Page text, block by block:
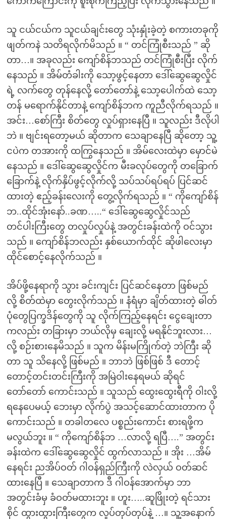
သူ ငယ်ငယ်က သူငယ်ချင်းတွေ သုံးနှုံးခဲ့တဲ့ စကားတခုကို
ဖျတ်ကနဲ သတိရလိုက်မိသည် ။ “ တင်ကြုံစီးသည် ” ဆို
တာ…။ အခုလည်း ကျော်စိန်ဘသည် တင်ကြုံစီးပြီး လိုက်
နေသည် ။ အိမ်တံခါးကို သော့ဖွင့်နေတာ ဒေါ်ဆွေဆွေလှိုင်
ရဲ့ လက်တွေ တုန်နေလို့ တော်တော်နဲ့ သော့ပေါက်ထဲ သော့
တန် မရောက်နိုင်တာနဲ့ ကျော်စိန်ဘက ကူညီလိုက်ရသည် ။
အင်း…စော်ကြီး စိတ်တွေ လှုပ်ရှားနေပြီ ။ သူလည်း ဒီလိုပါ
ဘဲ ။ ဗျင်းရတော့မယ် ဆိုတာက သေချာနေပြီ ဆိုတော့ သူ့
ငပဲက တအားကို ထကြွနေသည် ။ အိမ်လေးထဲမှာ မှောင်မဲ
နေသည် ။ ဒေါ်ဆွေဆွေလှိုင်က မီးခလုပ်တွေကို တခြောက်
ခြောက်နဲ့ လိုက်နှိပ်ဖွင့်လိုက်လို့ သပ်သပ်ရပ်ရပ် ပြင်ဆင်
ထားတဲ့ ဧည့်ခန်းလေးကို တွေ့လိုက်ရသည် ။ “ ကိုကျော်စိန်
ဘ..ထိုင်အုံးနော်..ခဏ…..“ ဒေါ်ဆွေဆွေလှိုင်သည်
တင်ပါးကြီးတွေ တလှုပ်လှုပ်နဲ့ အတွင်းခန်းထဲကို ဝင်သွား
သည် ။ ကျော်စိန်ဘလည်း နှစ်ယောက်ထိုင် ဆိုဖါလေးမှာ
ထိုင်စောင့်နေလိုက်သည် ။
အိပ်ဖို့နေရာကို သွား ခင်းကျင်း ပြင်ဆင်နေတာ ဖြစ်မည်
လို့ စိတ်ထဲမှာ တွေးလိုက်သည် ။ နံရံမှာ ချိတ်ထားတဲ့ ဓါတ်
ပုံတွေပြက္ခဒိန်တွေကို သူ လိုက်ကြည့်နေရင်း ငွေချေးတာ
ကလည်း တခြားမှာ ဘယ်လိုမှ ချေးလို့ မရနိုင်ဘူးလား…
လို့ စဉ်းစားနေမိသည် ။ သူက မိန်းမကြိုက်တဲ့ ဘဲကြီး ဆို
တာ သူ သိနေလို့ ဖြစ်မည် ။ ဘာဘဲ ဖြစ်ဖြစ် ဒီ တောင့်
တောင့်တင်းတင်းကြီးကို အမြဲဝါးနေရမယ် ဆိုရင်
တော်တော် ကောင်းသည် ။ သူသည် ထွေးထွေးရီကို ဝါးလို့
ရနေပေမယ့် ဘေးမှာ လိုက်ပွဲ အသင့်ဆောင်ထားတာက ပို
ကောင်းသည် ။ တခါတလေ ပစ္စည်းကောင်း စားရဖို့က
မလွယ်ဘူး ။ “ ကိုကျော်စိန်ဘ …လာလို့ ရပြီ….” အတွင်း
ခန်းထဲက ဒေါ်ဆွေဆွေလှိုင် ထွက်လာသည် ။ အိုး …အိမ်
နေရင်း ညအိပ်ဝတ် ဂါဝန်ရှည်ကြီးကို လဲလှယ် ဝတ်ဆင်
ထားနေပြီ ။ သေချာတာက ဒီ ဂါဝန်အောက်မှာ ဘာ
အတွင်းခံမှ ခံဝတ်မထားဘူး ။ ဟူး…..ဆူဖြိုးတဲ့ ရင်သား
စိုင် ထွားထွားကြီးတွေက လှုပ်တုပ်တုပ်နဲ့ …။ သူ့အနောက်